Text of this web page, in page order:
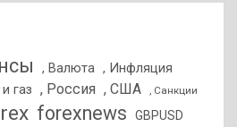
, Валюта , Инфляция
газ , Россия , США , Санкции
forexnews GBPUSD